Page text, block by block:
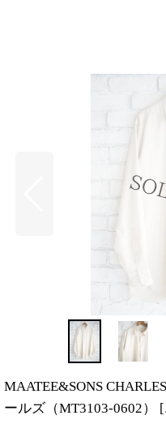
MAATEE&SONS
ールズ（MT3103-0602）
[